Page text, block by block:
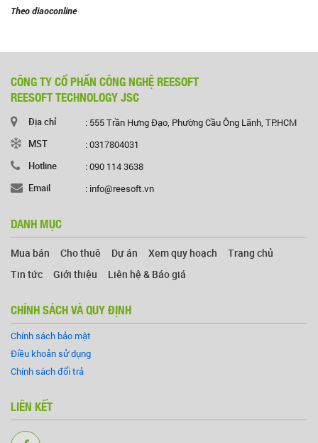
Theo diaoconline
CÔNG TY CỔ PHẦN CÔNG NGHỆ REESOFT
REESOFT TECHNOLOGY JSC
Địa chỉ
: 555 Trần Hưng Đạo, Phường Cầu Ông Lãnh, TP.HCM
MST
: 0317804031
Hotline
: 090 114 3638
Email
: info@reesoft.vn
DANH MỤC
Mua bán Cho thuê Dự án Xem quy hoạch
Trang chủ
Tin tức
Giới thiệu Liên hệ & Báo giá
CHÍNH SÁCH VÀ QUY ĐỊNH
Chính sách bảo mật
Điều khoản sử dụng
Chính sách đổi trả
LIÊN KẾT